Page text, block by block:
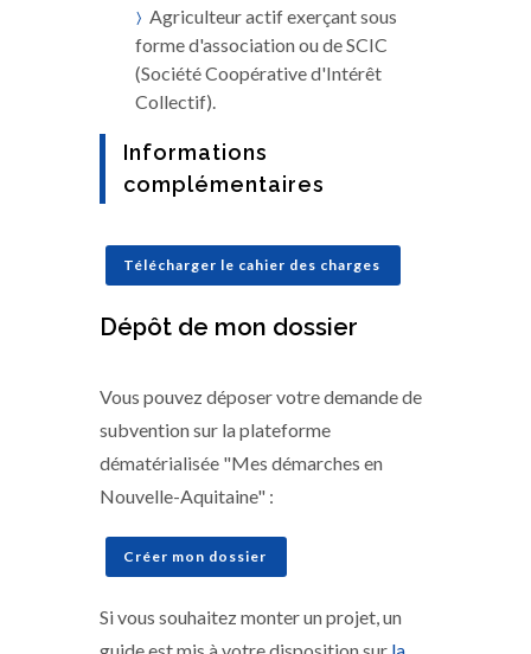
Agriculteur actif exerçant sous
forme d'association ou de SCIC
(Société Coopérative d'Intérêt
Collectif).
Informations
complémentaires
Télécharger le cahier des charges
Dépôt de mon dossier
Vous pouvez déposer votre demande de
subvention sur la plateforme
dématérialisée "Mes démarches en
Nouvelle-Aquitaine" :
Créer mon dossier
Si vous souhaitez monter un projet, un
guide est mis à votre disposition sur la